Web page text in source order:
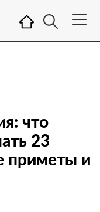
что
23
приметы и